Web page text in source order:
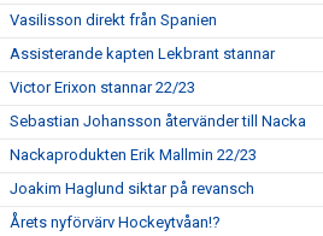
Vasilisson direkt från Spanien
Assisterande kapten Lekbrant stannar
Victor Erixon stannar 22/23
Sebastian Johansson återvänder till Nacka
Nackaprodukten Erik Mallmin 22/23
Joakim Haglund siktar på revansch
Årets nyförvärv Hockeytvåan!?